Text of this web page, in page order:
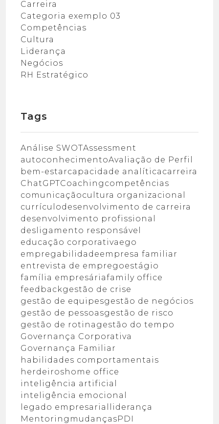
Carreira
Categoria exemplo 03
Competências
Cultura
Liderança
Negócios
RH Estratégico
Tags
Análise SWOTAssessment
autoconhecimentoAvaliação de Perfil
bem-estarcapacidade analítica carreira
ChatGPTCoaching competências
comunicaçãocultura organizacional
currículodesenvolvimento de carreira
desenvolvimento profissional
desligamento responsável
educação corporativa ego
empregabilidadeempresa familiar
entrevista de empregoestágio
família empresáriafamily office
feedbackgestão de crise
gestão de equipesgestão de negócios
gestão de pessoasgestão de risco
gestão de rotina gestão do tempo
Governança Corporativa
Governança Familiar
habilidades comportamentais
herdeiroshome office
inteligência artificial
inteligência emocional
legado empresarial
liderança
Mentoring mudançasPDI